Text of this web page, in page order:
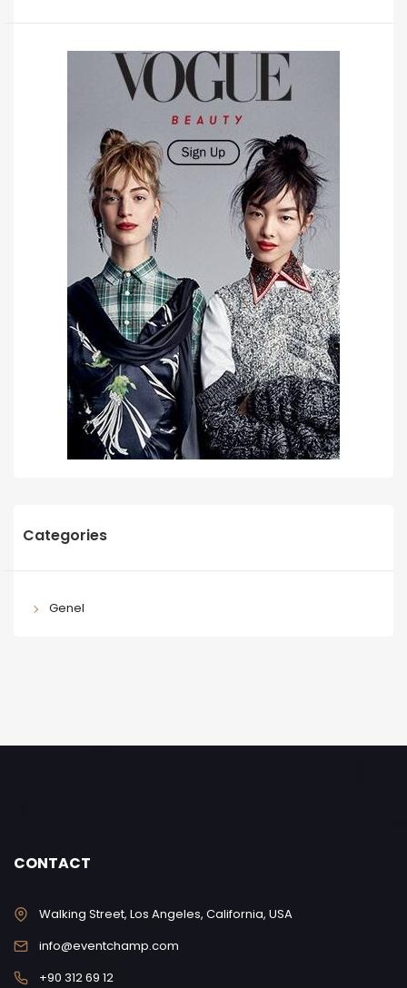
Categories
Genel
CONTACT
Walking Street, Los Angeles, California, USA
info@eventchamp.com
+90 312 69 12